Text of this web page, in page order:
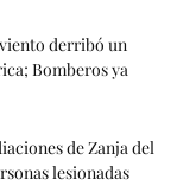
derribó un
Bomberos ya
de Zanja del
lesionadas